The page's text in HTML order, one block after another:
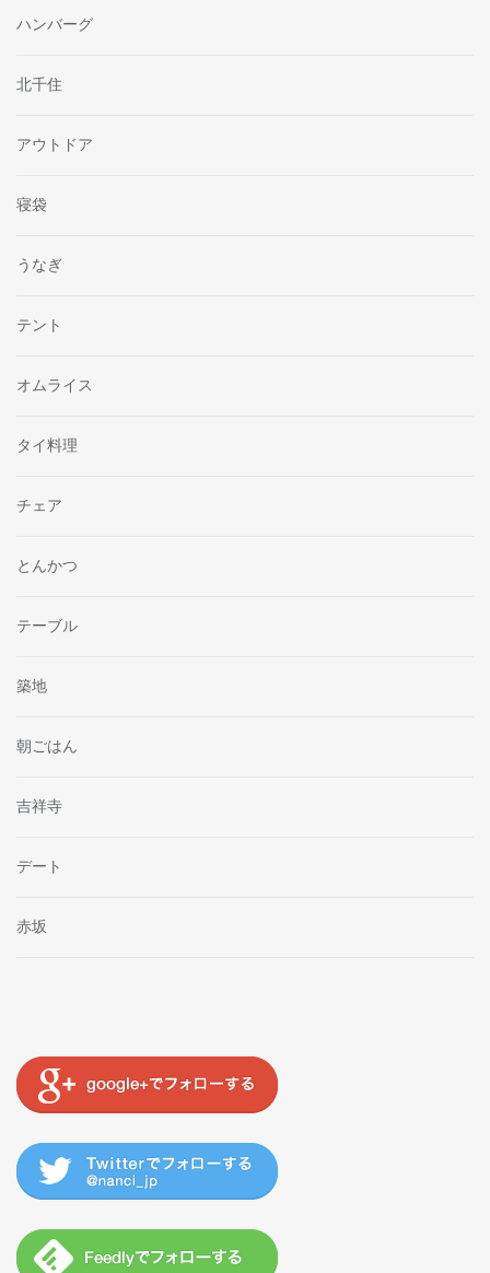
ハンバーグ
北千住
アウトドア
寝袋
うなぎ
テント
オムライス
タイ料理
チェア
とんかつ
テーブル
築地
朝ごはん
吉祥寺
デート
赤坂